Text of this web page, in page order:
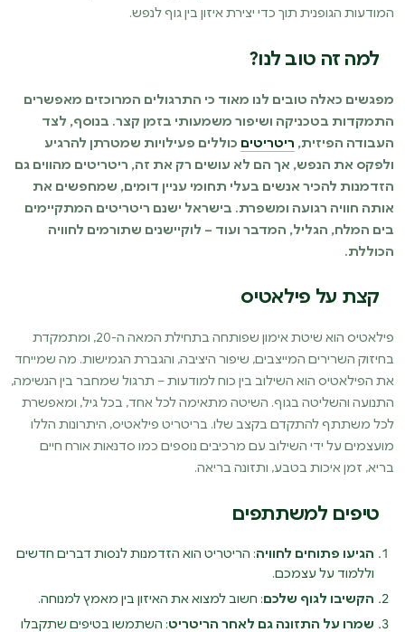
המודעות הגופנית תוך כדי יצירת איזון בין גוף לנפש.
למה זה טוב לנו?
מפגשים כאלה טובים לנו מאוד כי התרגולים המרוכזים מאפשרים
התמקדות בטכניקה ושיפור משמעותי בזמן קצר. בנוסף, לצד
העבודה הפיזית, ריטריטים כוללים פעילויות שמטרתן להרגיע
ולפקס את הנפש, אך הם לא עושים רק את זה, ריטריטים מהווים גם
הזדמנות להכיר אנשים בעלי תחומי עניין דומים, שמחפשים את
אותה חוויה רגועה ומשפרת. בישראל ישנם ריטריטים המתקיימים
בים המלח, הגליל, המדבר ועוד – לוקיישנים שתורמים לחוויה
הכוללת.
קצת על פילאטיס
פילאטיס הוא שיטת אימון שפותחה בתחילת המאה ה-20, ומתמקדת
בחיזוק השרירים המייצבים, שיפור היציבה, והגברת הגמישות. מה שמייחד
את הפילאטיס הוא השילוב בין כוח למודעות – תרגול שמחבר בין הנשימה,
התנועה והשליטה בגוף. השיטה מתאימה לכל אחד, בכל גיל, ומאפשרת
לכל משתתף להתקדם בקצב שלו. בריטריט פילאטיס, היתרונות הללו
מועצמים על ידי השילוב עם מרכיבים נוספים כמו סדנאות אורח חיים
בריא, זמן איכות בטבע, ותזונה בריאה.
טיפים למשתתפים
הגיעו פתוחים לחוויה: הריטריט הוא הזדמנות לנסות דברים חדשים
וללמוד על עצמכם.
הקשיבו לגוף שלכם: חשוב למצוא את האיזון בין מאמץ למנוחה.
שמרו על התזונה גם לאחר הריטריט: השתמשו בטיפים שתקבלו